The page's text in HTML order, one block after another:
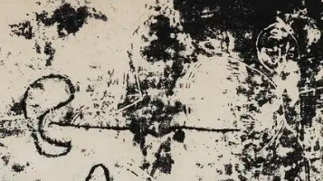
1975-1980
CONTACT